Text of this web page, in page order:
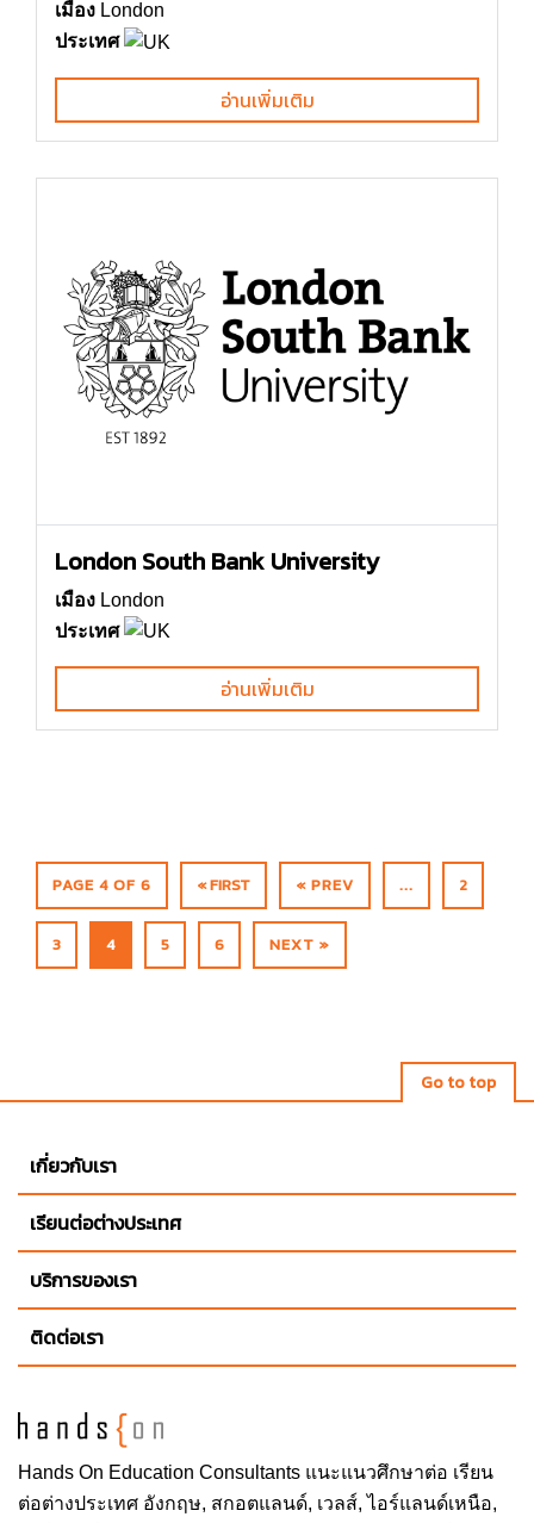
เมือง London
ประเทศ
อ่านเพิ่มเติม
London South Bank University
เมือง London
ประเทศ
อ่านเพิ่มเติม
PAGE 4 OF 6 « FIRST « PREV ... 2
3 4 5 6 NEXT »
Go to top
Hands On Education Consultants แนะแนวศึกษาต่อ เรียน
ต่อต่างประเทศ อังกฤษ, สกอตแลนด์, เวลส์, ไอร์แลนด์เหนือ,
เกี่ยวกับเรา
เรียนต่อต่างประเทศ
บริการของเรา
ติดต่อเรา